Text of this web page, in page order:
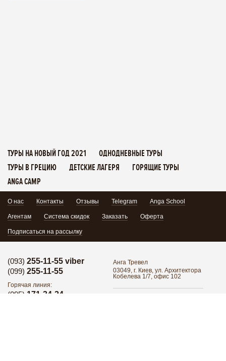
ТУРЫ НА НОВЫЙ ГОД 2021
ОДНОДНЕВНЫЕ ТУРЫ
ТУРЫ В ГРЕЦИЮ
ДЕТСКИЕ ЛАГЕРЯ
ГОРЯЩИЕ ТУРЫ
ANGA CAMP
О нас Контакты Отзывы Telegram Anga School
Агентам Система скидок Заказать Оферта
Подписаться на рассылку
(093) 255-11-55 viber
(099) 255-11-55
Горячая линия:
(095) 171-34-24
Анга Тревел
03049, г. Киев, ул. Архитектора
Кобелева 1/7, офис 102